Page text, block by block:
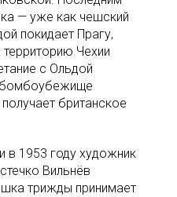
— уже как чешский
покидает Прагу,
Чехии
с Ольдой
бомбоубежище
британское
в 1953 году художник
Вильнёв
трижды принимает